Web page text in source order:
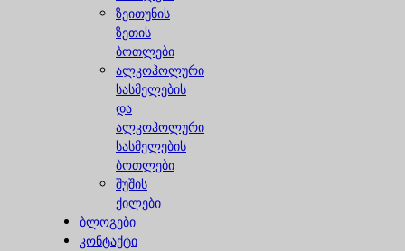
ზეითუნის
ზეთის
ბოთლები
ალკოჰოლური
სასმელების
და
ალკოჰოლური
სასმელების
ბოთლები
შუშის
ქილები
ბლოგები
კონტაქტი